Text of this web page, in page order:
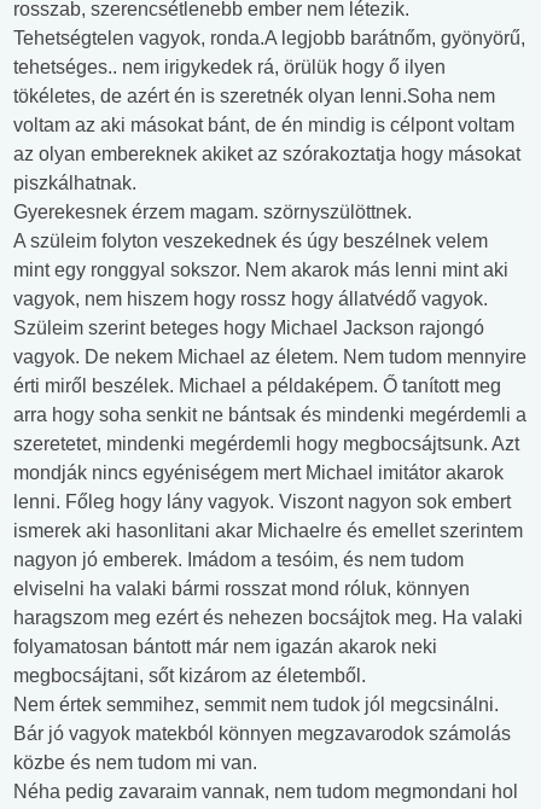
rosszab, szerencsétlenebb ember nem létezik.
Tehetségtelen vagyok, ronda.A legjobb barátnőm, gyönyörű,
tehetséges.. nem irigykedek rá, örülük hogy ő ilyen
tökéletes, de azért én is szeretnék olyan lenni.Soha nem
voltam az aki másokat bánt, de én mindig is célpont voltam
az olyan embereknek akiket az szórakoztatja hogy másokat
piszkálhatnak.
Gyerekesnek érzem magam. szörnyszülöttnek.
A szüleim folyton veszekednek és úgy beszélnek velem
mint egy ronggyal sokszor. Nem akarok más lenni mint aki
vagyok, nem hiszem hogy rossz hogy állatvédő vagyok.
Szüleim szerint beteges hogy Michael Jackson rajongó
vagyok. De nekem Michael az életem. Nem tudom mennyire
érti miről beszélek. Michael a példaképem. Ő tanított meg
arra hogy soha senkit ne bántsak és mindenki megérdemli a
szeretetet, mindenki megérdemli hogy megbocsájtsunk. Azt
mondják nincs egyéniségem mert Michael imitátor akarok
lenni. Főleg hogy lány vagyok. Viszont nagyon sok embert
ismerek aki hasonlitani akar Michaelre és emellet szerintem
nagyon jó emberek. Imádom a tesóim, és nem tudom
elviselni ha valaki bármi rosszat mond róluk, könnyen
haragszom meg ezért és nehezen bocsájtok meg. Ha valaki
folyamatosan bántott már nem igazán akarok neki
megbocsájtani, sőt kizárom az életemből.
Nem értek semmihez, semmit nem tudok jól megcsinálni.
Bár jó vagyok matekból könnyen megzavarodok számolás
közbe és nem tudom mi van.
Néha pedig zavaraim vannak, nem tudom megmondani hol